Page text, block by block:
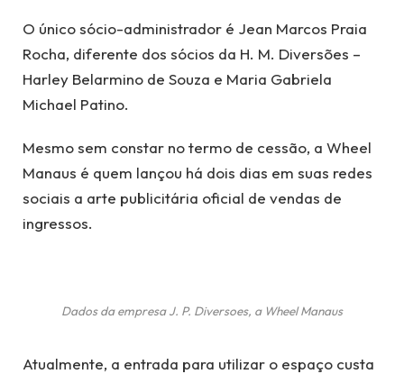
O único sócio-administrador é Jean Marcos Praia
Rocha, diferente dos sócios da H. M. Diversões –
Harley Belarmino de Souza e Maria Gabriela
Michael Patino.
Mesmo sem constar no termo de cessão, a Wheel
Manaus é quem lançou há dois dias em suas redes
sociais a arte publicitária oficial de vendas de
ingressos.
Dados da empresa J. P. Diversoes, a Wheel Manaus
Atualmente, a entrada para utilizar o espaço custa